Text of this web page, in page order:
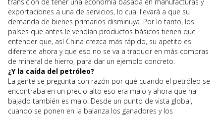
exportaciones a una de servicios, lo cual llevará a que su
demanda de bienes primarios disminuya. Por lo tanto, los
países que antes le vendían productos básicos tienen que
entender que, así China crezca más rápido, su apetito es
diferente ahora y que eso no se va a traducir en más compras
de mineral de hierro, para dar un ejemplo concreto.
¿Y la caída del petróleo?
La gente se pregunta con razón por qué cuando el petróleo se
encontraba en un precio alto eso era malo y ahora que ha
bajado también es malo. Desde un punto de vista global,
cuando se ponen en la balanza los ganadores y los